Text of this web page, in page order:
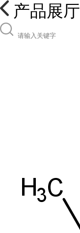
产品展厅